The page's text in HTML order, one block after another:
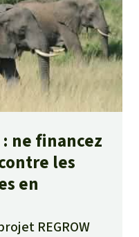
ne financez
les
en
REGROW